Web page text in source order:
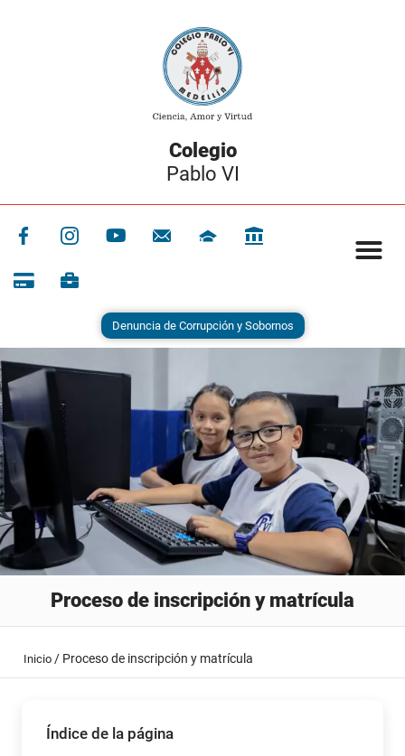
Colegio
Pablo VI
Denuncia de Corrupción y Sobornos
Proceso de inscripción y matrícula
Inicio / Proceso de inscripción y matrícula
Índice de la página